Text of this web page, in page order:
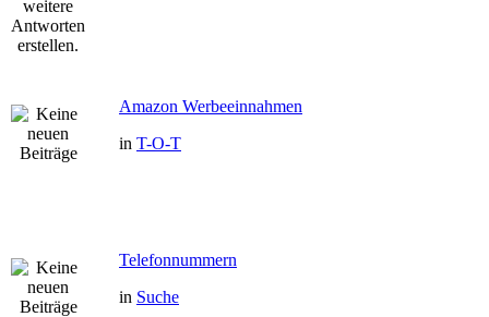
Amazon Werbeeinnahmen
in T-O-T
Telefonnummern
in Suche